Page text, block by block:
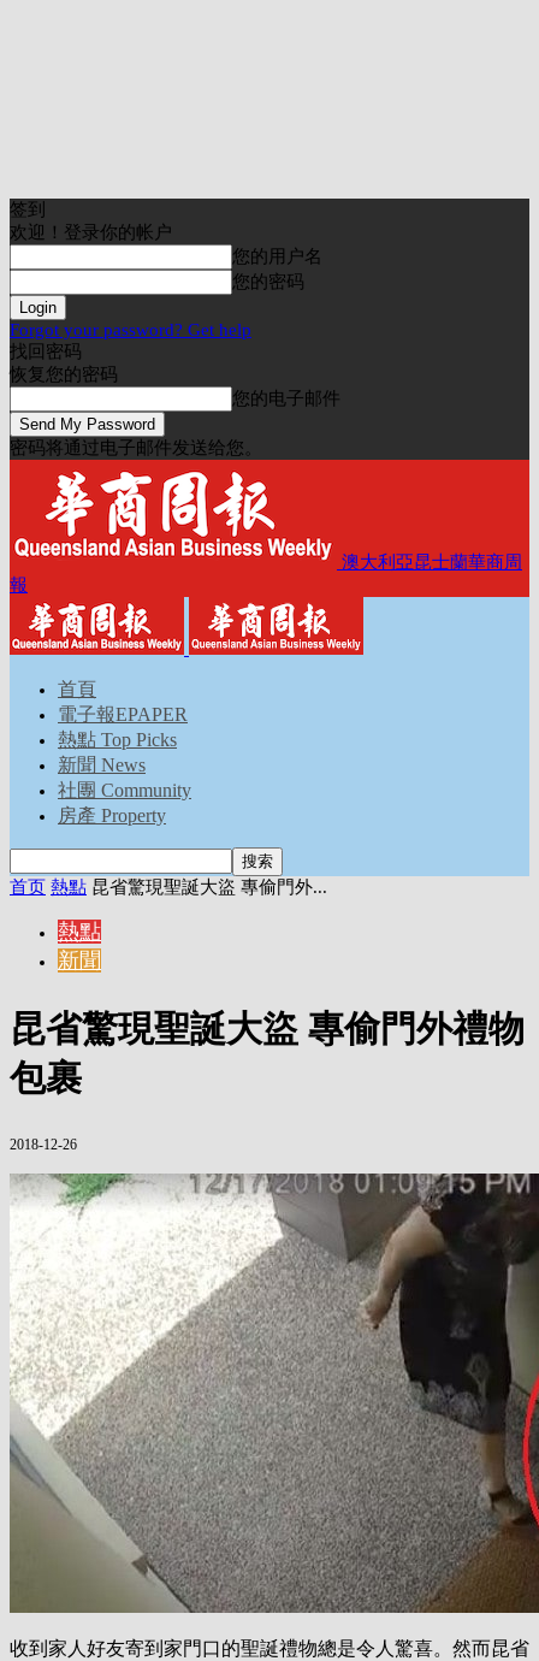
签到
欢迎！登录你的帐户
您的用户名
您的密码
Forgot your password? Get help
找回密码
恢复您的密码
您的电子邮件
密码将通过电子邮件发送给您。
澳大利亞昆士蘭華商周
報
首頁
電子報EPAPER
熱點 Top Picks
新聞 News
社團 Community
房產 Property
首页 熱點 昆省驚現聖誕大盜 專偷門外...
熱點
新聞
昆省驚現聖誕大盜 專偷門外禮物
包裹
2018-12-26
收到家人好友寄到家門口的聖誕禮物總是令人驚喜。然而昆省